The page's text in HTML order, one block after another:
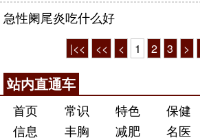
急性阑尾炎吃什么好
|<< << < 1 2 3 >
站内直通车
首页 常识 特色 保健
信息
丰胸 减肥 名医